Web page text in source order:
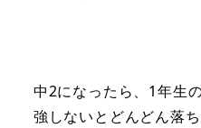
中2になったら、1年生
強しないとどんどん落ち